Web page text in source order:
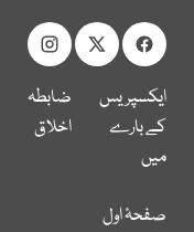
ایکسپریس
کے بارے
میں
ضابطہ
اخلاق
صفحۂ اول